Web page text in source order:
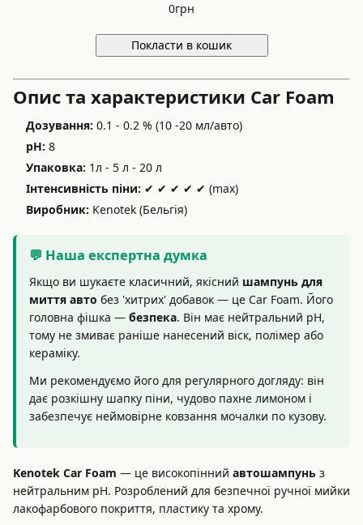
0грн
Покласти в кошик
Опис та характеристики Car Foam
Дозування: 0.1 - 0.2 % (10 -20 мл/авто)
pH: 8
Упаковка: 1л - 5 л - 20 л
Інтенсивність піни: ✔ ✔ ✔ ✔ ✔ (max)
Виробник: Kenotek (Бельгія)
💬 Наша експертна думка
Якщо ви шукаєте класичний, якісний шампунь для
миття авто без 'хитрих' добавок — це Car Foam. Його
головна фішка — безпека. Він має нейтральний pH,
тому не змиває раніше нанесений віск, полімер або
кераміку.
Ми рекомендуємо його для регулярного догляду: він
дає розкішну шапку піни, чудово пахне лимоном і
забезпечує неймовірне ковзання мочалки по кузову.
Kenotek Car Foam — це високопінний автошампунь з
нейтральним pH. Розроблений для безпечної ручної мийки
лакофарбового покриття, пластику та хрому.